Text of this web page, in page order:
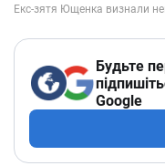
Будьте
Google